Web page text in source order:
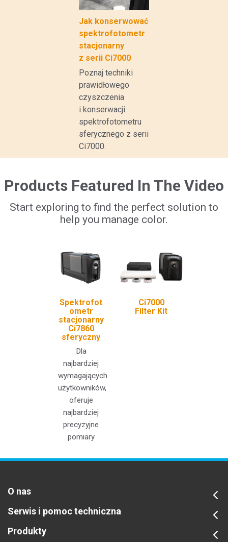
Jak konserwować
spektrofotometr
stacjonarny
z serii Ci7000
Poznaj techniki
prawidłowego
czyszczenia
i konserwacji
spektrofotometru
sferycznego z serii
Ci7000.
Products Featured In The Video
Start exploring to find the perfect solution to
help you manage color.
Spektrofot
ometr
stacjonarny
Ci7860
sferyczny
Dla
najbardziej
wymagających
użytkowników,
oferuje
najbardziej
precyzyjne
pomiary
Ci7000
Filter Kit
O nas
Serwis i pomoc techniczna
Produkty